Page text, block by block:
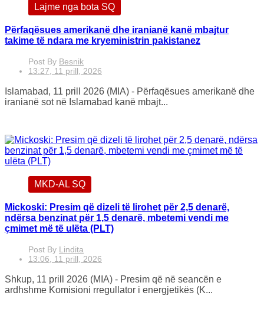
Lajme nga bota SQ
Përfaqësues amerikanë dhe iranianë kanë mbajtur
takime të ndara me kryeministrin pakistanez
Post By Besnik
13:27, 11 prill, 2026
Islamabad, 11 prill 2026 (MIA) - Përfaqësues amerikanë dhe
iranianë sot në Islamabad kanë mbajt...
MKD-AL SQ
Mickoski: Presim që dizeli të lirohet për 2,5 denarë,
ndërsa benzinat për 1,5 denarë, mbetemi vendi me
çmimet më të ulëta (PLT)
Post By Lindita
13:06, 11 prill, 2026
Shkup, 11 prill 2026 (MIA) - Presim që në seancën e
ardhshme Komisioni rregullator i energjetikës (K...